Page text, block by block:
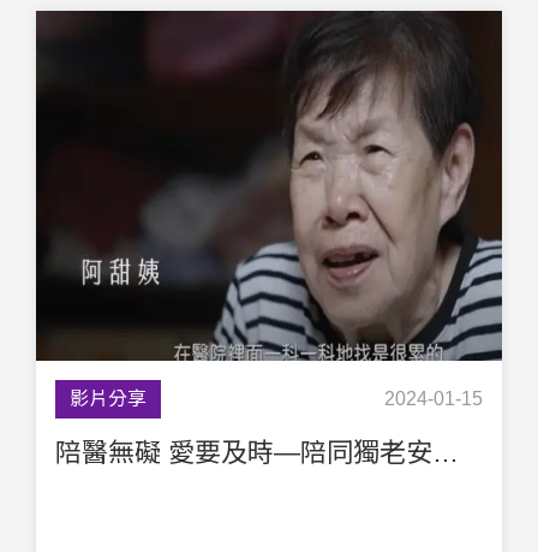
影片分享 2024-01-15
陪醫無礙 愛要及時—陪同獨老安心就醫服務